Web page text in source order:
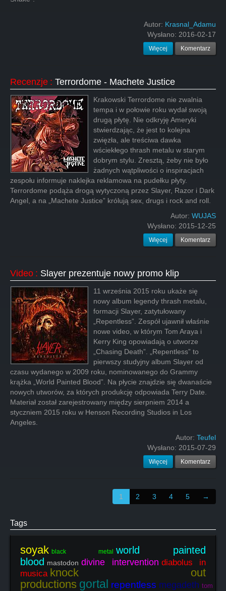
Autor: Krasnal_Adamu
Wysłano: 2016-02-17
Więcej Komentarz
Recenzje : Terrordome - Machete Justice
Krakowski Terrordome nie zwalnia
tempa i w połowie roku wydał swoją
drugą płytę. Nie odkryję Ameryki
stwierdzając, że jest to kolejna
zwięzła, ale treściwa dawka
wściekłego thrash metalu w starym
dobrym stylu. Zresztą, żeby nie było
żadnych wątpliwości o inspiracjach
zespołu informuje naklejka reklamowa na pudełku płyty.
Terrordome podąża drogą wytyczoną przez Slayer, Razor i Dark
Angel, a na „Machete Justice” królują sex, drugs i rock and roll.
Autor: WUJAS
Wysłano: 2015-12-25
Więcej Komentarz
Video : Slayer prezentuje nowy promo klip
11 września 2015 roku ukaże się
nowy album legendy thrash metalu,
formacji Slayer, zatytułowany
„Repentless”. Zespół ujawnił właśnie
nowe video, w którym Tom Araya i
Kerry King opowiadają o utworze
„Chasing Death”. „Repentless” to
pierwszy studyjny album Slayer od
czasu wydanego w 2009 roku, nominowanego do Grammy
krążka „World Painted Blood”. Na płycie znajdzie się dwanaście
nowych utworów, za których produkcję odpowiada Terry Date.
Materiał został zarejestrowany między sierpniem 2014 a
styczniem 2015 roku w Henson Recording Studios in Los
Angeles.
Autor: Teufel
Wysłano: 2015-07-29
Więcej Komentarz
1 2 3 4 5 →
Tags
soyak black metal world painted
blood mastodon divine intervention diabolus in
musica knock out
productions gortal repentless megadeth tom